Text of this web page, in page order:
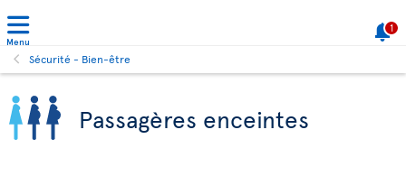
Menu
1
Sécurité - Bien-être
Passagères enceintes